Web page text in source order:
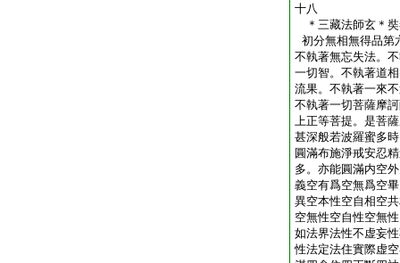
十八
＊三藏法師玄
初分無相無得品第
不執著無忘失法。
一切智。不執著道
流果。不執著一來
不執著一切菩薩摩
上正等菩提。是菩
甚深般若波羅蜜多
圓滿布施淨戒安忍
多。亦能圓滿内空
義空有爲空無爲空
異空本性空自相空
空無性空自性空無
如法界法性不虚妄
性法定法住實際虚